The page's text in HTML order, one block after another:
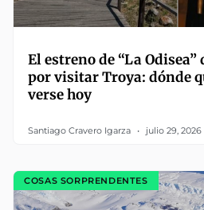
El estreno de “La
por visitar Troya: dónde
verse hoy
Santiago Cravero Igarza julio 29, 2026
COSAS SORPRENDENTES